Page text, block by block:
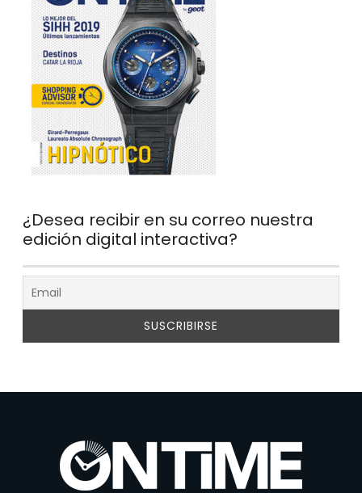
¿Desea recibir en su correo nuestra
edición digital interactiva?